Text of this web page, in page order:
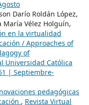
Darío Roldán López,
María Vélez Holguín,
en la virtualidad
/ Approaches of
of
Universidad Católica
| Septiembre-
pedagógicas
, Revista Virtual